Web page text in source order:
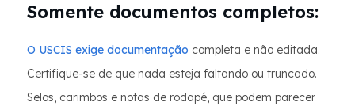
Somente documentos completos:
O USCIS exige documentação completa e não editada.
Certifique-se de que nada esteja faltando ou truncado.
Selos, carimbos e notas de rodapé, que podem parecer